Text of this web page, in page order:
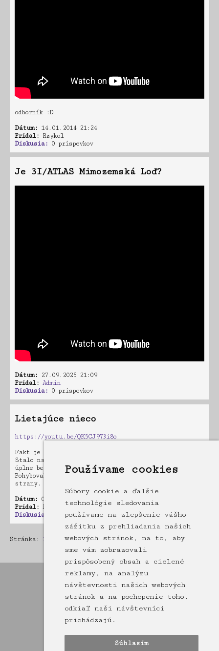
Používame cookies
Súbory cookie a ďalšie
technológie sledovania
používame na zlepšenie vášho
zážitku z prehliadania našich
webových stránok, na to, aby
sme vám zobrazovali
prispôsobený obsah a cielené
reklamy, na analýzu
návštevnosti našich webových
stránok a na pochopenie toho,
odkiaľ naši návštevníci
prichádzajú.
Súhlasím
odborník :D
Dátum: 14.01.2014 21:24
Pridal: Rzykol
Diskusia: 0 príspevkov
Je 3I/ATLAS Mimozemská Loď?
Dátum: 27.09.2025 21:09
Pridal: Admin
Diskusia: 0 príspevkov
Lietajúce nieco
https://youtu.be/QK5CJ973i8o
Fakt je to zaujímavé. Keď to išlo okolo nás tak. To.
Stalo nad nami a svietilo. Menilo to smer a bolo to
úplne bez hluku. Vypinalo svetlo a zapinalo.
Pohybovalo sa to jednou rýchlosťou ale do akejkoľvek
strany.
Dátum: 05.05.2019 03:00
Pridal: Ferik
Diskusia:
0 príspevkov
Stránka: 1 4 5 6[7]8 9 10 11 12 13 14 15 16 17
29